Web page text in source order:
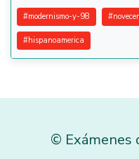
#modernismo-y-98 #
#hispanoamerica
© Exámenes